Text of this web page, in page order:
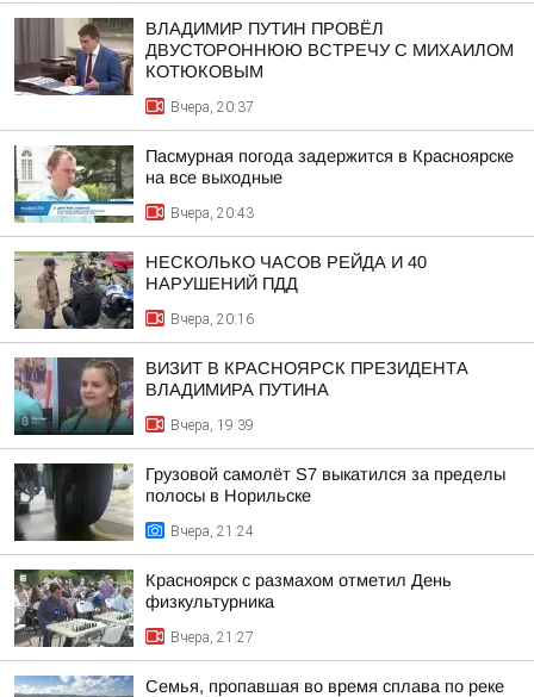
ВЛАДИМИР ПУТИН ПРОВЁЛ
ДВУСТОРОННЮЮ ВСТРЕЧУ С МИХАИЛОМ
КОТЮКОВЫМ
Вчера, 20:37
Пасмурная погода задержится в Красноярске
на все выходные
Вчера, 20:43
НЕСКОЛЬКО ЧАСОВ РЕЙДА И 40
НАРУШЕНИЙ ПДД
Вчера, 20:16
ВИЗИТ В КРАСНОЯРСК ПРЕЗИДЕНТА
ВЛАДИМИРА ПУТИНА
Вчера, 19:39
Грузовой самолёт S7 выкатился за пределы
полосы в Норильске
Вчера, 21:24
Красноярск с размахом отметил День
физкультурника
Вчера, 21:27
Семья, пропавшая во время сплава по реке